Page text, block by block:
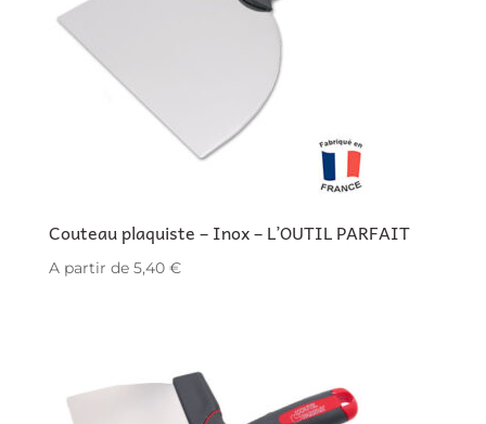
Couteau plaquiste – Inox – L’OUTIL PARFAIT
A partir de 5,40 €